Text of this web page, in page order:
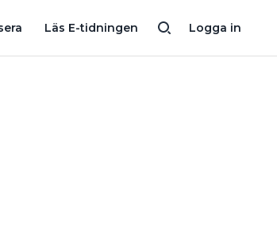
Logga in
Läs E-tidningen
HAR SÖKT 500 LÄRLINGSPLATSER UTAN RESULTAT